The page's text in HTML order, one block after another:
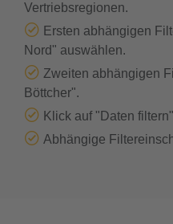
Vertriebsregionen.
Ersten abhängigen
Nord" auswählen.
Zweiten abhängigen
Böttcher".
Klick auf "Daten
Abhängige